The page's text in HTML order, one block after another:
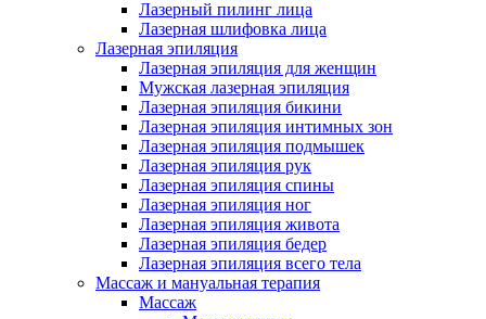
Лазерный пилинг лица
Лазерная шлифовка лица
Лазерная эпиляция
Лазерная эпиляция для женщин
Мужская лазерная эпиляция
Лазерная эпиляция бикини
Лазерная эпиляция интимных зон
Лазерная эпиляция подмышек
Лазерная эпиляция рук
Лазерная эпиляция спины
Лазерная эпиляция ног
Лазерная эпиляция живота
Лазерная эпиляция бедер
Лазерная эпиляция всего тела
Массаж и мануальная терапия
Массаж